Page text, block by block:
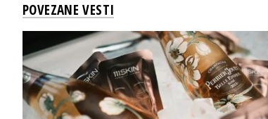
POVEZANE VESTI